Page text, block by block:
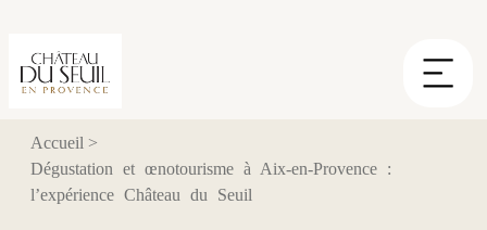
Accueil >
Dégustation et œnotourisme à Aix-en-Provence :
l’expérience Château du Seuil